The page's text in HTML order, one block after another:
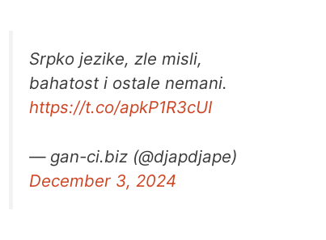
Srpko jezike, zle misli,
bahatost i ostale nemani.
https://t.co/apkP1R3cUI
— gan-ci.biz (@djapdjape)
December 3, 2024